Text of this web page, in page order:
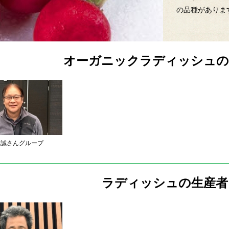
の品種がありま
オーガニックラディッシュ
さんグループ
ラディッシュの生産者